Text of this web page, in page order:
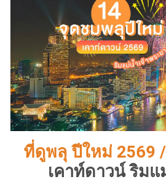
ที่ดูพลุ ปีใหม่ 2569
เคาท์ดาวน์ ริมแ